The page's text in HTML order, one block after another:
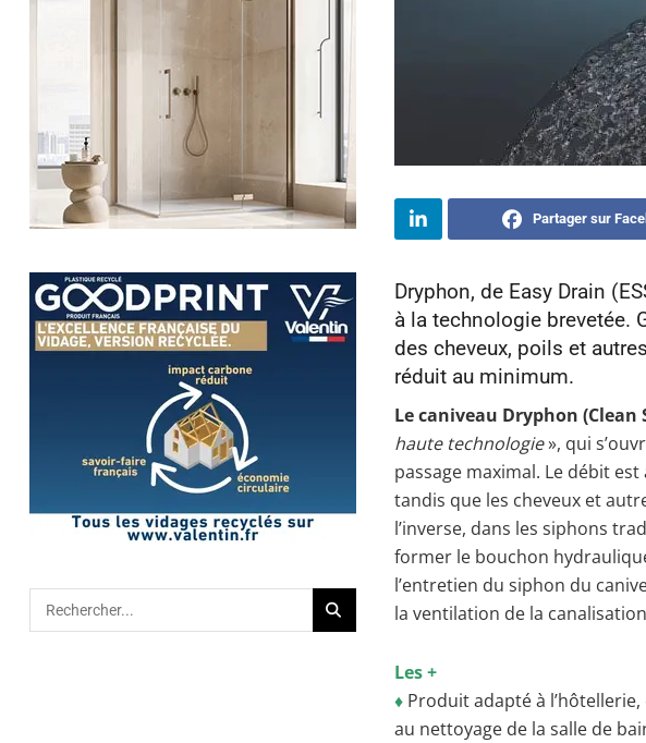
Partager sur
Dryphon, de Easy Drain
à la technologie brevetée.
des cheveux, poils et
réduit au minimum.
Le caniveau Dryphon (Clean
haute technologie», qui
passage maximal. Le débit
tandis que les cheveux et
l’inverse, dans les siphons
former le bouchon
l’entretien du siphon du
la ventilation de la
Les +
♦ Produit adapté à
au nettoyage de la salle de